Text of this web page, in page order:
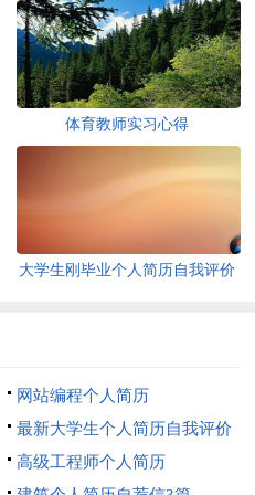
体育教师实习心得
大学生刚毕业个人简历自我评价
网站编程个人简历
最新大学生个人简历自我评价
高级工程师个人简历